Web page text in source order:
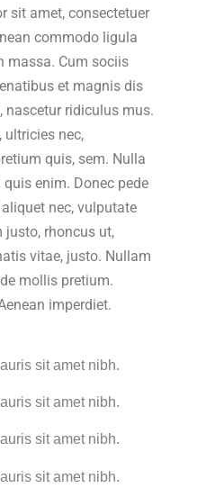
sit amet, consectetuer
commodo ligula
massa. Cum sociis
et magnis dis
nascetur ridiculus mus.
ultricies nec,
quis, sem. Nulla
enim. Donec pede
nec, vulputate
justo, rhoncus ut,
vitae, justo. Nullam
mollis pretium.
imperdiet.
sit amet nibh.
sit amet nibh.
sit amet nibh.
sit amet nibh.